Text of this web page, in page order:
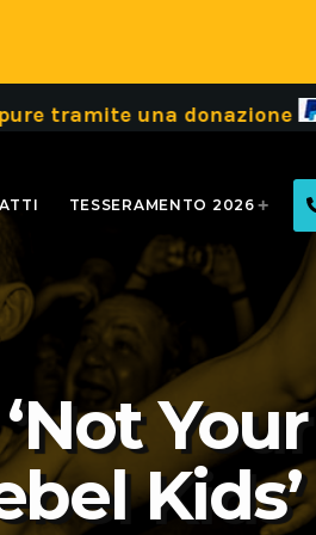
una donazione
TESSERAMENTO 2026
Your
Kids’